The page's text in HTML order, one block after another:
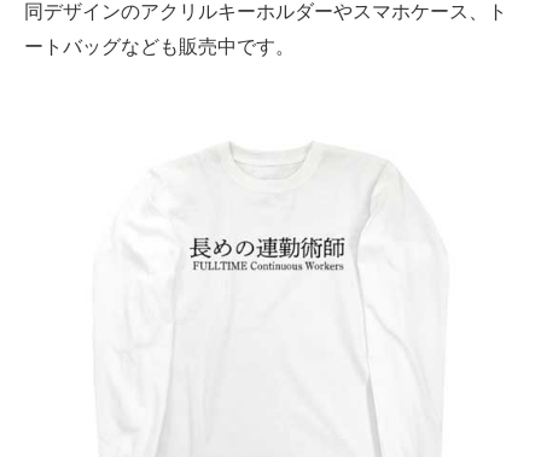
同デザインのアクリルキーホルダーやスマホケース、ト
ートバッグなども販売中です。